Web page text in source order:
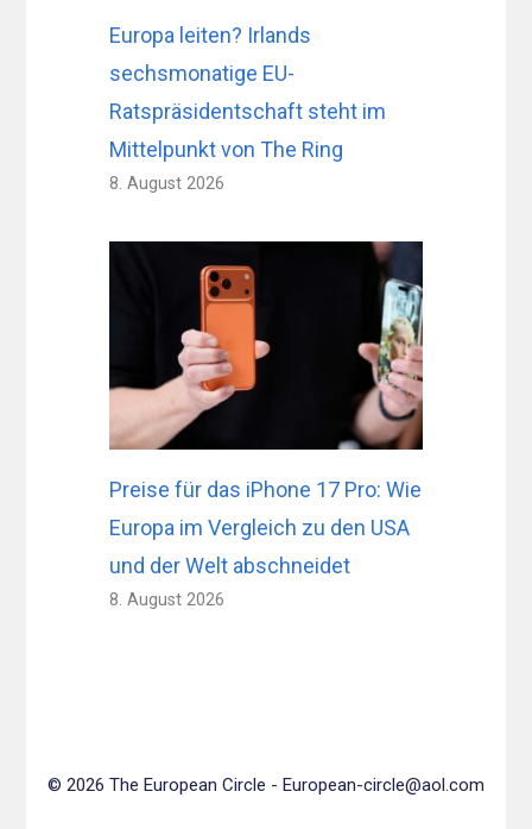
Europa leiten? Irlands
sechsmonatige EU-
Ratspräsidentschaft steht im
Mittelpunkt von The Ring
8. August 2026
Preise für das iPhone 17 Pro: Wie
Europa im Vergleich zu den USA
und der Welt abschneidet
8. August 2026
© 2026 The European Circle - European-circle@aol.com